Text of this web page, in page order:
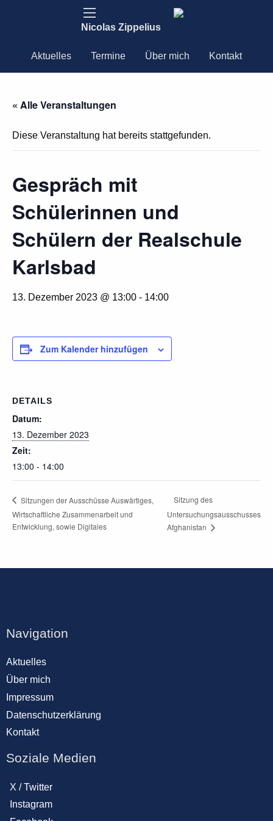
Nicolas Zippelius
Aktuelles Termine Über mich Kontakt
« Alle Veranstaltungen
Diese Veranstaltung hat bereits stattgefunden.
Gespräch mit
Schülerinnen und
Schülern der Realschule
Karlsbad
13. Dezember 2023 @ 13:00 - 14:00
Zum Kalender hinzufügen
DETAILS
Datum:
13. Dezember 2023
Zeit:
13:00 - 14:00
Sitzungen der Ausschüsse Auswärtiges,
Wirtschaftliche Zusammenarbeit und
Entwicklung, sowie Digitales
Sitzung des
Untersuchungsausschusses
Afghanistan
Navigation
Aktuelles
Über mich
Impressum
Datenschutzerklärung
Kontakt
Soziale Medien
X / Twitter
Instagram